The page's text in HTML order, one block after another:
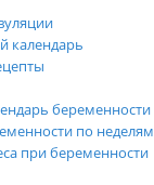
календарь
беременности
по неделям
при беременности